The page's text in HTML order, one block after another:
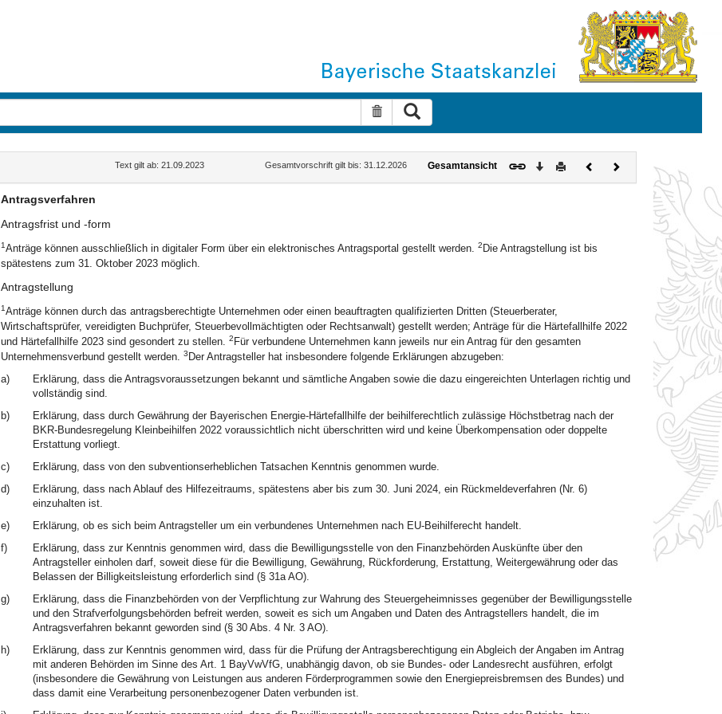
Suche zurücksetzen
Text gilt ab: 21.09.2023 Gesamtvorschrift gilt bis: 31.12.2026 Gesamtansicht Download
DruckenVorherigesNächstes
Dokument
Antragsverfahren
Antragsfrist und -form
1Anträge können ausschließlich in digitaler Form über ein elektronisches Antragsportal gestellt werden. 2 Die Antragstellung ist bis
spätestens zum 31. Oktober 2023 möglich.
Antragstellung
1Anträge können durch das antragsberechtigte Unternehmen oder einen beauftragten qualifizierten Dritten (Steuerberater,
Wirtschaftsprüfer, vereidigten Buchprüfer, Steuerbevollmächtigten oder Rechtsanwalt) gestellt werden; Anträge für die Härtefallhilfe 2022
und Härtefallhilfe 2023 sind gesondert zu stellen. 2 Für verbundene Unternehmen kann jeweils nur ein Antrag für den gesamten
Unternehmensverbund gestellt werden. 3 Der Antragsteller hat insbesondere folgende Erklärungen abzugeben:
a)
Erklärung, dass die Antragsvoraussetzungen bekannt und sämtliche Angaben sowie die dazu eingereichten Unterlagen richtig und
vollständig sind.
b)
Erklärung, dass durch Gewährung der Bayerischen Energie-Härtefallhilfe der beihilferechtlich zulässige Höchstbetrag nach der
BKR-Bundesregelung Kleinbeihilfen 2022 voraussichtlich nicht überschritten wird und keine Überkompensation oder doppelte
Erstattung vorliegt.
c)
Erklärung, dass von den subventionserheblichen Tatsachen Kenntnis genommen wurde.
d)
Erklärung, dass nach Ablauf des Hilfezeitraums, spätestens aber bis zum 30. Juni 2024, ein Rückmeldeverfahren (Nr. 6)
einzuhalten ist.
e)
Erklärung, ob es sich beim Antragsteller um ein verbundenes Unternehmen nach EU-Beihilferecht handelt.
f)
Erklärung, dass zur Kenntnis genommen wird, dass die Bewilligungsstelle von den Finanzbehörden Auskünfte über den
Antragsteller einholen darf, soweit diese für die Bewilligung, Gewährung, Rückforderung, Erstattung, Weitergewährung oder das
Belassen der Billigkeitsleistung erforderlich sind (§ 31a AO).
g)
Erklärung, dass die Finanzbehörden von der Verpflichtung zur Wahrung des Steuergeheimnisses gegenüber der Bewilligungsstelle
und den Strafverfolgungsbehörden befreit werden, soweit es sich um Angaben und Daten des Antragstellers handelt, die im
Antragsverfahren bekannt geworden sind (§ 30 Abs. 4 Nr. 3 AO).
h)
Erklärung, dass zur Kenntnis genommen wird, dass für die Prüfung der Antragsberechtigung ein Abgleich der Angaben im Antrag
mit anderen Behörden im Sinne des Art. 1 BayVwVfG, unabhängig davon, ob sie Bundes- oder Landesrecht ausführen, erfolgt
(insbesondere die Gewährung von Leistungen aus anderen Förderprogrammen sowie den Energiepreisbremsen des Bundes) und
dass damit eine Verarbeitung personenbezogener Daten verbunden ist.